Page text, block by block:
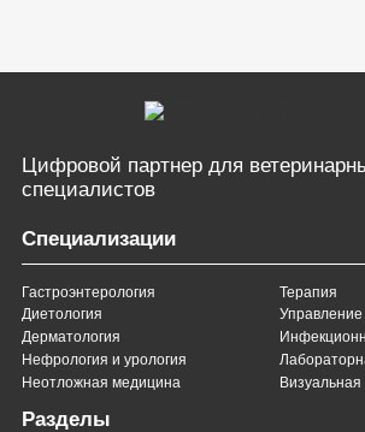
Цифровой партнер для
специалистов
Специализации
Гастроэнтерология
Диетология
Дерматология
Нефрология и урология
Неотложная медицина
Терапия
Управление
Визуальная
Разделы